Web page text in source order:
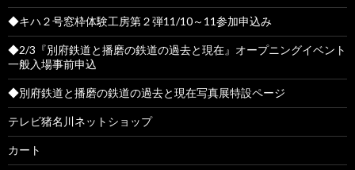
◆キハ２号窓枠体験工房第２弾11/10～11参加申込み
◆2/3『別府鉄道と播磨の鉄道の過去と現在』オープニングイベント
一般入場事前申込
◆別府鉄道と播磨の鉄道の過去と現在写真展特設ページ
テレビ猪名川ネットショップ
カート